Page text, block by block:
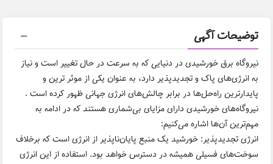
توضیحات آگهی
نیروگاه برق خورشیدی در دنیایی که به سرعت در حال تغییر است و نیاز
به انرژی‌های پاک و تجدیدپذیر دارد، به عنوان یکی از موثر ترین و
پایدارترین راه‌حل‌ها در برابر چالش‌های انرژی جهانی ظهور کرده‌ است .
نیروگاه‌های خورشیدی دارای مزایای بی‌شماری هستند که در ادامه به
مهم‌ترین آن‌ها اشاره می‌کنیم:
انرژی تجدیدپذیر: خورشید یک منبع پایان‌ناپذیر از انرژی است که برخلاف
سوخت‌های فسیلی همیشه در دسترس خواهد بود. استفاده از این انرژی